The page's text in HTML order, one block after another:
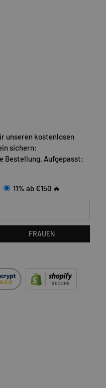
unseren kostenlosen
sichern:
Bestellung. Aufgepasst:
11% ab €150 🔥
FRAUEN